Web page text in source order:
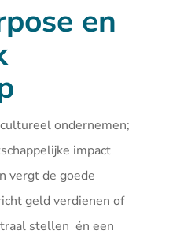
en
ondernemen;
impact
vergt de goede
geld verdienen of
stellen én een